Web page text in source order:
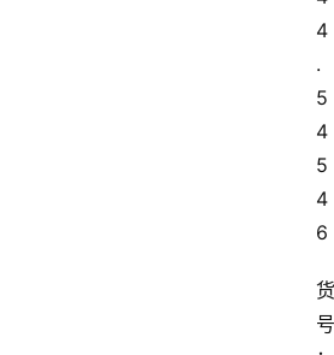
4
.
5
4
5
4
6
货
号